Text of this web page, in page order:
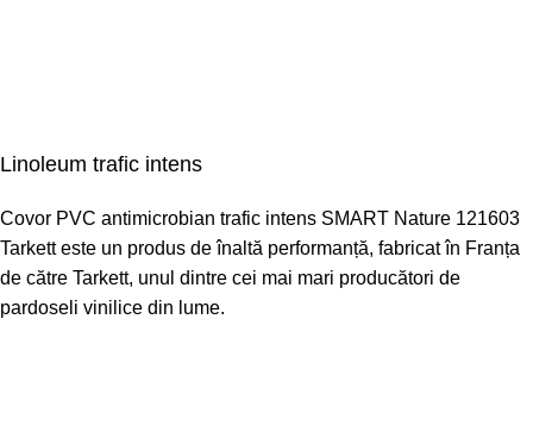
Linoleum trafic intens
Covor PVC antimicrobian trafic intens SMART Nature 121603
Tarkett este un produs de înaltă performanță, fabricat în Franța
de către Tarkett, unul dintre cei mai mari producători de
pardoseli vinilice din lume.